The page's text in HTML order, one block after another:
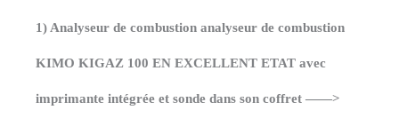
combustion
1) Analyseur de combustion analyseur de combustion
KIMO KIGAZ 100 EN EXCELLENT ETAT avec
imprimante intégrée et sonde dans son coffret ——>